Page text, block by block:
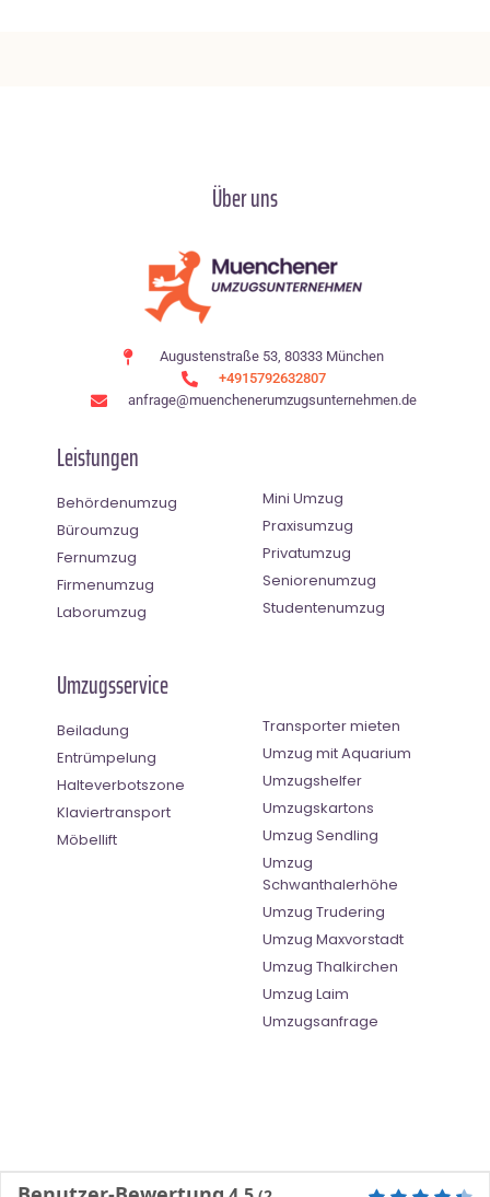
Über uns
Augustenstraße 53, 80333 München
+4915792632807
anfrage@muenchenerumzugsunternehmen.de
Leistungen
Behördenumzug
Büroumzug
Fernumzug
Firmenumzug
Laborumzug
Mini Umzug
Praxisumzug
Privatumzug
Seniorenumzug
Studentenumzug
Umzugsservice
Beiladung
Entrümpelung
Halteverbotszone
Klaviertransport
Möbellift
Transporter mieten
Umzug mit Aquarium
Umzugshelfer
Umzugskartons
Umzug Sendling
Umzug
Schwanthalerhöhe
Umzug Trudering
Umzug Maxvorstadt
Umzug Thalkirchen
Umzug Laim
Umzugsanfrage